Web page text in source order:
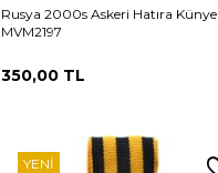
Rusya 2000s Askeri Hatıra Künye
MVM2197
350,00 TL
YENI